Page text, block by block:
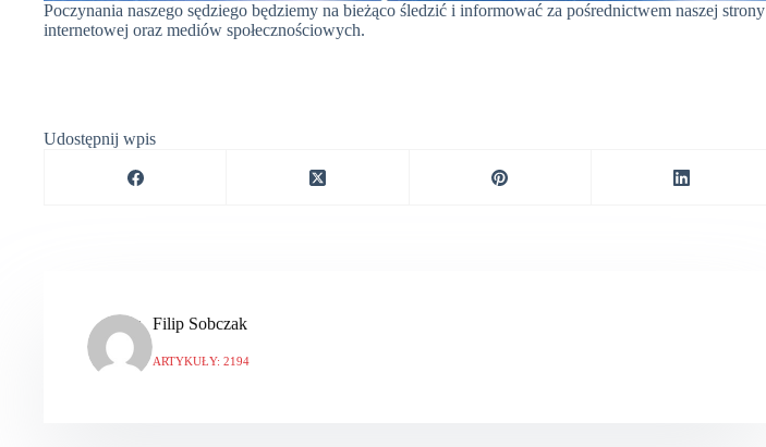
Poczynania naszego sędziego będziemy na bieżąco śledzić i informować za pośrednictwem naszej strony
internetowej oraz mediów społecznościowych.
Udostępnij wpis
Filip Sobczak
ARTYKUŁY: 2194